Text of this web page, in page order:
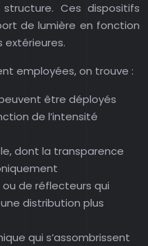
Ces dispositifs
de lumière en fonction
extérieures.
employées, on trouve :
être déployés
de l’intensité
dont la transparence
de réflecteurs qui
distribution plus
qui s’assombrissent